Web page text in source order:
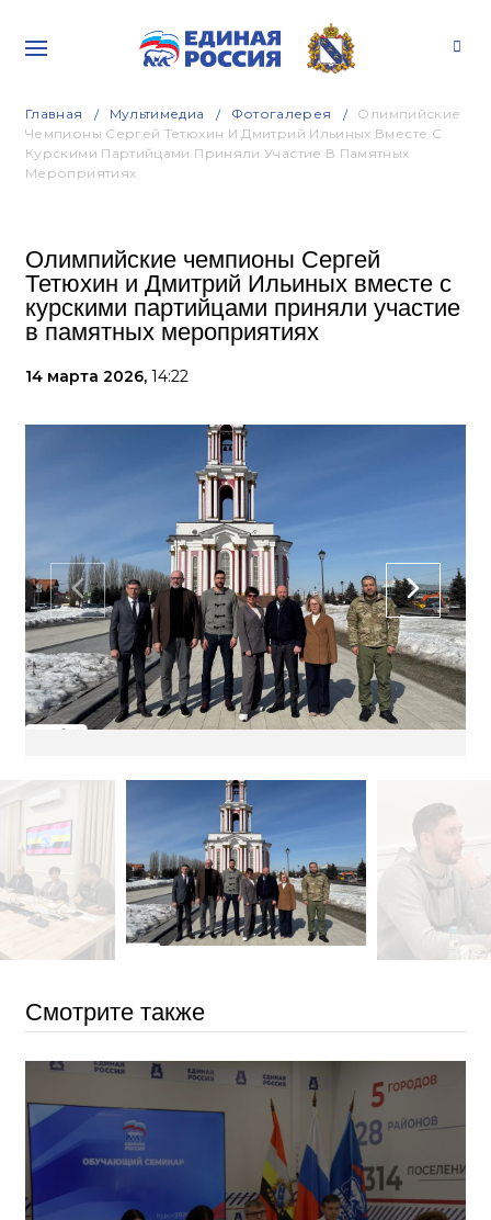
Главная Мультимедиа Фотогалерея
Олимпийские
Чемпионы Сергей Тетюхин И Дмитрий Ильиных Вместе С
Курскими Партийцами Приняли Участие В Памятных
Мероприятиях
Олимпийские чемпионы Сергей
Тетюхин и Дмитрий Ильиных вместе с
курскими партийцами приняли участие
в памятных мероприятиях
14 марта 2026, 14:22
Смотрите также